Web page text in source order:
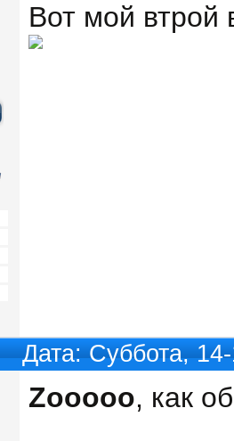
Вот мой втрой
Дата: Суббота,
Zooooo, как